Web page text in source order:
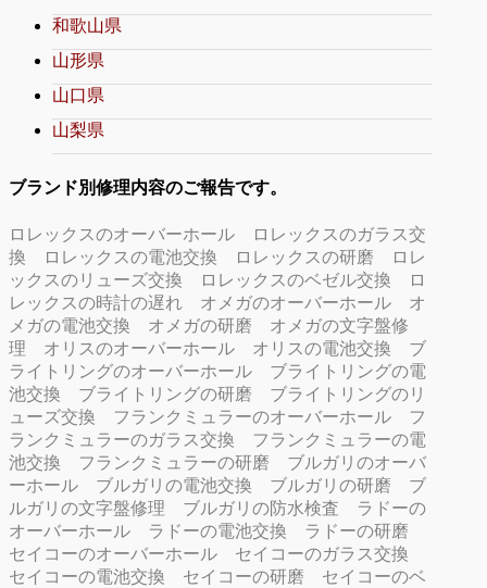
和歌山県
山形県
山口県
山梨県
ブランド別修理内容のご報告です。
ロレックスのオーバーホール
ロレックスのガラス交
換
ロレックスの電池交換 ロレックスの研磨
ロレ
ックスのリューズ交換
ロレックスのベゼル交換
ロ
レックスの時計の遅れ
オメガのオーバーホール
オ
メガの電池交換
オメガの研磨
オメガの文字盤修
理
オリスのオーバーホール オリスの電池交換
ブ
ライトリングのオーバーホール
ブライトリングの電
池交換
ブライトリングの研磨
ブライトリングのリ
ューズ交換
フランクミュラーのオーバーホール
フ
ランクミュラーのガラス交換
フランクミュラーの電
池交換
フランクミュラーの研磨
ブルガリのオーバ
ーホール
ブルガリの電池交換 ブルガリの研磨
ブ
ルガリの文字盤修理
ブルガリの防水検査
ラドーの
オーバーホール
ラドーの電池交換
ラドーの研磨
セイコーのオーバーホール
セイコーのガラス交換
セイコーの電池交換
セイコーの研磨
セイコーのベ